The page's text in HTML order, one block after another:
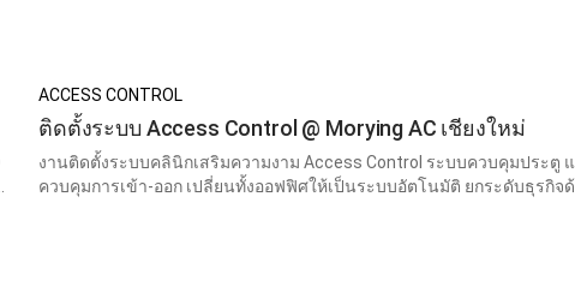
ACCESS CONTROL
ติดตั้งระบบ Access Control @ Morying AC เชียงใหม่
งานติดตั้งระบบคลินิกเสริมความงาม Access Control ระบบควบคุมประตู และ
ควบคุมการเข้า-ออก เปลี่ยนทั้งออฟฟิศให้เป็นระบบอัตโนมัติ ยกระดับธุรกิจ